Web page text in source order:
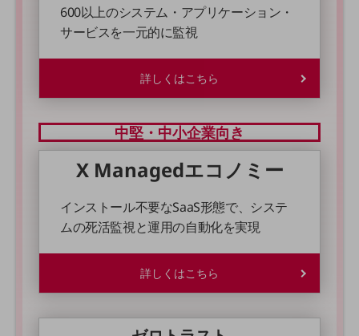
旬な話題やお役立ち資料などDXの課題を
解決するヒントをお届けする記事サイト
中堅中小企業向け
サービス・ソリューション
課題やニーズに合ったサービスをご紹介し、
中堅中小企業のビジネスをサポート！
お悩みから見つける
ネットワーク
モバイル・音声
リモート・ハイブリッドワーク
600以上のシステム・アプリケーション・
サービスを一元的に監視
詳しくはこちら
中堅・中小企業向き
X Managedエコノミー
インストール不要なSaaS形態で、システ
ムの死活監視と運用の自動化を実現
詳しくはこちら